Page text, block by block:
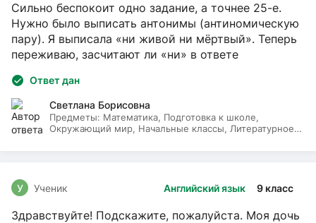
Сильно беспокоит одно задание, а точнее 25-е.
Нужно было выписать антонимы (антиномическую
пару). Я выписала «ни живой ни мёртвый». Теперь
переживаю, засчитают ли «ни» в ответе
Ответ дан
Светлана Борисовна
Предметы: Математика, Подготовка к школе,
Окружающий мир, Начальные классы, Литературное
Английский язык 9 класс
У Ученик
Здравствуйте! Подскажите, пожалуйста. Моя дочь